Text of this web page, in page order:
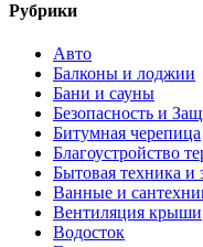
Рубрики
Авто
Балконы и лоджии
Бани и сауны
Безопасность и
Битумная черепица
Благоустройство
Бытовая техника и
Ванные и
Вентиляция крыши
Водосток